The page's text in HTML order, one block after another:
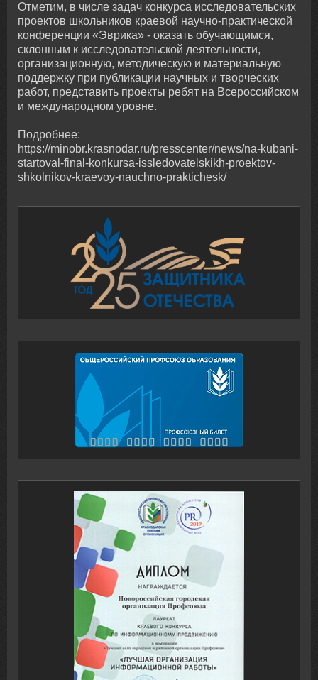
Отметим, в числе задач конкурса исследовательских
проектов школьников краевой научно-практической
конференции «Эврика» - оказать обучающимся,
склонным к исследовательской деятельности,
организационную, методическую и материальную
поддержку при публикации научных и творческих
работ, представить проекты ребят на Всероссийском
и международном уровне.
Подробнее:
https://minobr.krasnodar.ru/presscenter/news/na-kubani-
startoval-final-konkursa-issledovatelskikh-proektov-
shkolnikov-kraevoy-nauchno-praktichesk/